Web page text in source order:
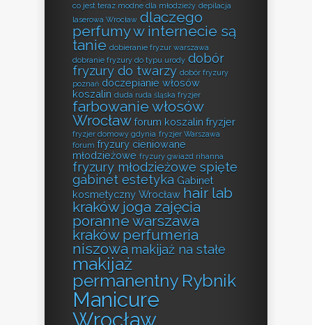
co jest teraz modne dla młodzieży depilacja
laserowa Wrocław dlaczego
perfumy w internecie są
tanie dobieranie fryzur warszawa
dobranie fryzury do typu urody dobór
fryzury do twarzy dobór fryzury
poznań doczepianie włosów
koszalin duda ruda śląska fryzjer
farbowanie włosów
Wrocław forum koszalin fryzjer
fryzjer domowy gdynia fryzjer Warszawa
forum fryzury cieniowane
młodzieżowe fryzury gwiazd rihanna
fryzury młodzieżowe spięte
gabinet estetyka Gabinet
kosmetyczny Wrocław hair lab
kraków joga zajęcia
poranne warszawa
kraków perfumeria
niszowa makijaż na stałe
makijaż
permanentny Rybnik
Manicure
Wrocław